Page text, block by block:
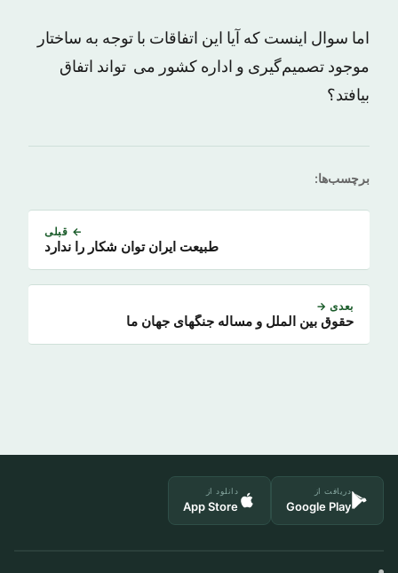
اما سوال اینست که آیا این اتفاقات با توجه به ساختار
موجود تصمیم‌گیری و اداره کشور می ‌تواند اتفاق
بیافتد؟
برچسب‌ها:
← قبلی
طبیعت ایران توان شکار را ندارد
بعدی →
حقوق بین الملل و مساله جنگهای جهان ما
دریافت از
Google Play
دانلود از
App Store